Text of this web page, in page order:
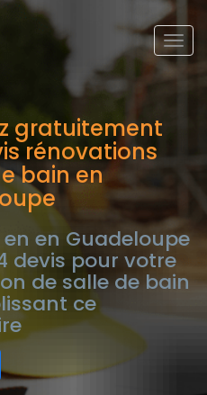
gratuitement
rénovations
bain en
en en Guadeloupe
devis pour votre
de salle de bain
ce